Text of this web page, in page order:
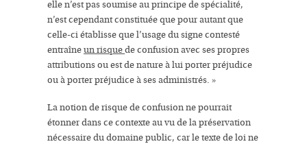
elle n’est pas soumise au principe de spécialité,
n’est cependant constituée que pour autant que
celle-ci établisse que l’usage du signe contesté
entraîneun risquede confusion avec ses propres
attributions ou est de nature à lui porter préjudice
ou à porter préjudice à ses administrés. »
La notion de risque de confusion ne pourrait
étonner dans ce contexte au vu de la préservation
nécessaire du domaine public, car le texte de loi ne